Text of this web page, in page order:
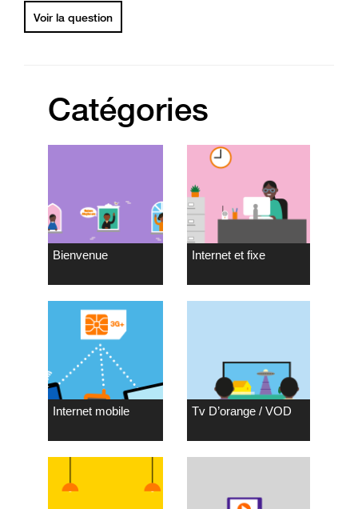
Voir la question
Catégories
Bienvenue Internet et fixe
Internet mobile Tv D’orange / VOD